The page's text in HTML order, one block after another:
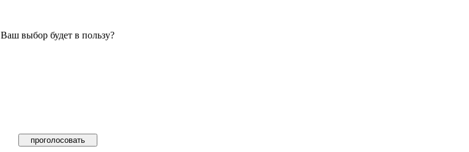
Ваш выбор будет в пользу?